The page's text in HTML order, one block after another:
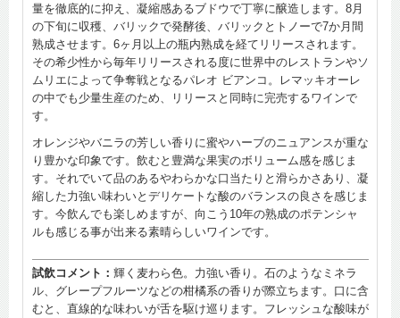
量を徹底的に抑え、凝縮感あるブドウで丁寧に醸造します。8月
の下旬に収穫、バリックで発酵後、バリックとトノーで7か月間
熟成させます。6ヶ月以上の瓶内熟成を経てリリースされます。
その希少性から毎年リリースされる度に世界中のレストランやソ
ムリエによって争奪戦となるパレオ ビアンコ。レマッキオーレ
の中でも少量生産のため、リリースと同時に完売するワインで
す。
オレンジやバニラの芳しい香りに蜜やハーブのニュアンスが重な
り豊かな印象です。飲むと豊満な果実のボリューム感を感じま
す。それでいて品のあるやわらかな口当たりと滑らかさあり、凝
縮した力強い味わいとデリケートな酸のバランスの良さを感じま
す。今飲んでも楽しめますが、向こう10年の熟成のポテンシャ
ルも感じる事が出来る素晴らしいワインです。
試飲コメント： 輝く麦わら色。力強い香り。石のようなミネラ
ル、グレープフルーツなどの柑橘系の香りが際立ちます。口に含
むと、直線的な味わいが舌を駆け巡ります。フレッシュな酸味が